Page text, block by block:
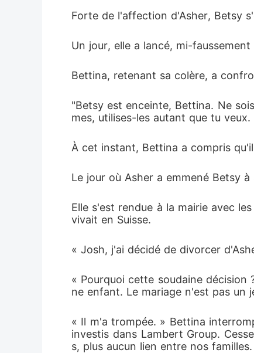
Forte de l'affection d'Asher, Betsy
Un jour, elle a lancé, mi-
Bettina, retenant sa colère, a
"Betsy est enceinte, Bettina. Ne
mes, utilises-les autant que tu veux.
À cet instant, Bettina a compris
Le jour où Asher a emmené Betsy
Elle s'est rendue à la mairie avec
vivait en Suisse.
« Josh, j'ai décidé de divorcer
« Pourquoi cette soudaine
ne enfant. Le mariage n'est pas un
« Il m'a trompée. » Bettina
investis dans Lambert Group.
s, plus aucun lien entre nos familles.